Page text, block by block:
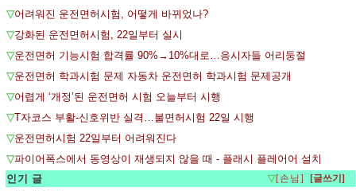
▽어려워진 운전면허시험, 어떻게 바뀌었나?
▽강화된 운전면허시험, 22일부터 실시
▽운전면허 기능시험 합격률 90%→10%대로…응시자들 어리둥절
▽운전면허 학과시험 문제 자동차 운전면허 학과시험 문제공개
▽어렵게 ‘개정’된 운전면허 시험 오늘부터 시행
▽T자코스 부활-신호위반 실격…불면허시험 22일 시행
▽운전면허시험 22일부터 어려워진다
▽파이어폭스에서 동영상이 재생되지 않을 때 - 플래시 플레어어 설치
인기 글
▽[손님]